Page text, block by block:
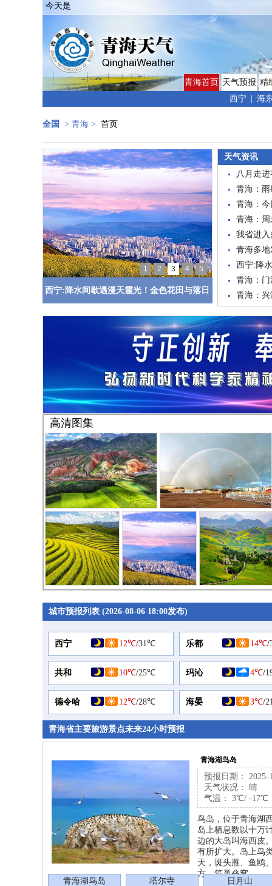
今天是
青海首页 天气预报 精
西宁
海
全国 > 青海 > 首页
1 2 3 4 5
西宁:降水间歇遇漫天霞光！金色花田与落日
同框
天气资讯
八月走
青海：
青海：
青海：
我省进
青海多
西宁:降
青海：
青海：
我省将
高清图集
城市预报列表 (2026-08-06 18:00发布)
西宁 12℃/31℃ 乐都 14℃/
共和 10℃/25℃ 玛沁 4℃/
德令哈 12℃/28℃ 海晏 3℃/
青海省主要旅游景点未来24小时预报
青海湖鸟岛
预报日期： 2025-
天气状况： 晴
气温： 3℃/ -17℃
鸟岛，位于青海湖
岛上栖息数以十万
边的大岛叫海西皮
有所扩大。岛上鸟
天，斑头雁、鱼鸥
方，筑巢垒窝。
青海湖鸟岛
塔尔寺
日月山